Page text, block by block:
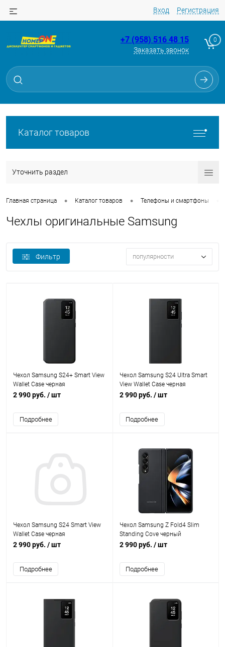
Вход Регистрация
+7 (958) 516 48 15
Заказать звонок
0
Каталог товаров
Уточнить раздел
Главная страница • Каталог товаров • Телефоны и смартфоны
Чехлы оригинальные Samsung
Фильтр популярности
Чехол Samsung S24+ Smart View
Wallet Case черная
2 990 руб. / шт
Подробнее
Чехол Samsung S24 Ultra Smart
View Wallet Case черная
2 990 руб. / шт
Подробнее
Чехол Samsung S24 Smart View
Wallet Case черная
2 990 руб. / шт
Подробнее
Чехол Samsung Z Fold4 Slim
Standing Cove черный
2 990 руб. / шт
Подробнее